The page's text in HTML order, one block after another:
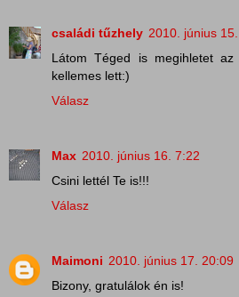
családi tűzhely 2010. június
Látom Téged is megihletet az
kellemes lett:)
Válasz
Max 2010. június 16. 7:22
Csini lettél Te is!!!
Válasz
Maimoni 2010. június 17. 20:09
Bizony, gratulálok én is!